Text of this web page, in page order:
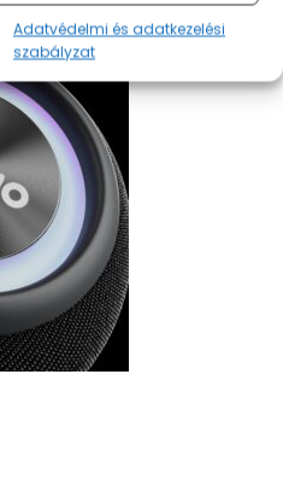
Adatvédelmi és adatkezelési
szabályzat